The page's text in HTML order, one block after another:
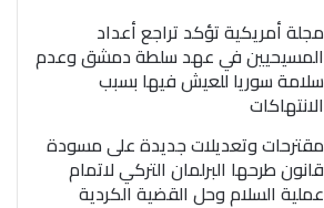
مجلة أمريكية تؤكد تراجع أعداد
المسيحيين في عهد سلطة دمشق وعدم
سلامة سوريا للعيش فيها بسبب
الانتهاكات
مقترحات وتعديلات جديدة على مسودة
قانون طرحها البرلمان التركي لاتمام
عملية السلام وحل القضية الكردية